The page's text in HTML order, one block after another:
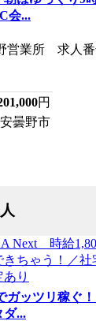
会...
営業所 求人番
円
曇野市
ガッツリ稼ぐ
ダ...